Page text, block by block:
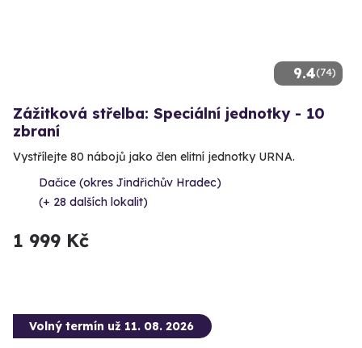
9.4(74)
Zážitková střelba: Speciální jednotky - 10
zbraní
Vystřílejte 80 nábojů jako člen elitní jednotky URNA.
Dačice (okres Jindřichův Hradec)
(+ 28 dalších lokalit)
1 999 Kč
Volný termín už 11. 08. 2026